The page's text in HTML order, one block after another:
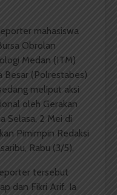
mahasiswa
Obrolan
Medan (ITM)
Besar (Polrestabes)
meliput aksi
oleh Gerakan
Selasa, 2 Mei di
Pimimpin Redaksi
Rabu (3/5).
tersebut
dan Fikri Arif. Ia